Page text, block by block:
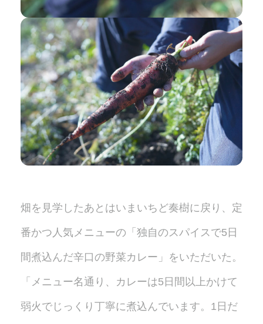
畑を見学したあとはいまいちど奏樹に戻り、定
番かつ人気メニューの「独自のスパイスで5日
間煮込んだ辛口の野菜カレー」をいただいた。
「メニュー名通り、カレーは5日間以上かけて
弱火でじっくり丁寧に煮込んでいます。1日だ